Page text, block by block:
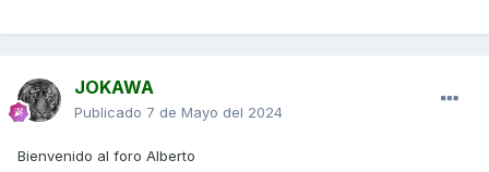
JOKAWA
Publicado 7 de Mayo del 2024
Bienvenido al foro Alberto